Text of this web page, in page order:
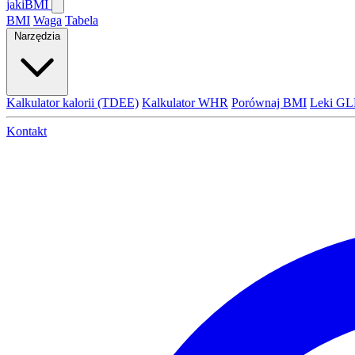
jakiBMI
BMI Waga Tabela
Narzędzia
Kalkulator kalorii (TDEE) Kalkulator WHR Porównaj BMI Leki
Kontakt